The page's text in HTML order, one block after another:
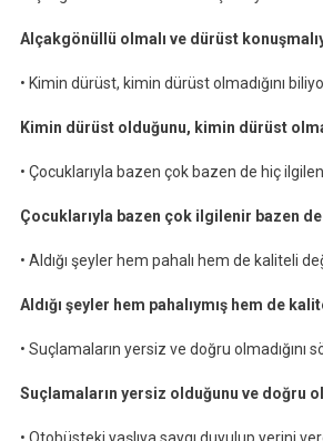
Alçakgönüllü olmalı ve dürüst
• Kimin dürüst, kimin dürüst olmadığını
Kimin dürüst olduğunu, kimin dürüst
• Çocuklarıyla bazen çok bazen de hiç
Çocuklarıyla bazen çok ilgilenir bazen
• Aldığı şeyler hem pahalı hem de kaliteli
Aldığı şeyler hem pahalıymış hem de
• Suçlamaların yersiz ve doğru olmadığını
Suçlamaların yersiz olduğunu ve doğru